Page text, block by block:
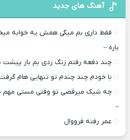
آهنگ های جدید
فقط داری بم میگی همش یه خوابه
باره –
چند دفعه رفتم زنگ زدی بم باز پیشت
با خودم چند چندم تو تنهایی هام
چه شیک میرقصی تو وقتی مستی
–
عمر رفته فرووال